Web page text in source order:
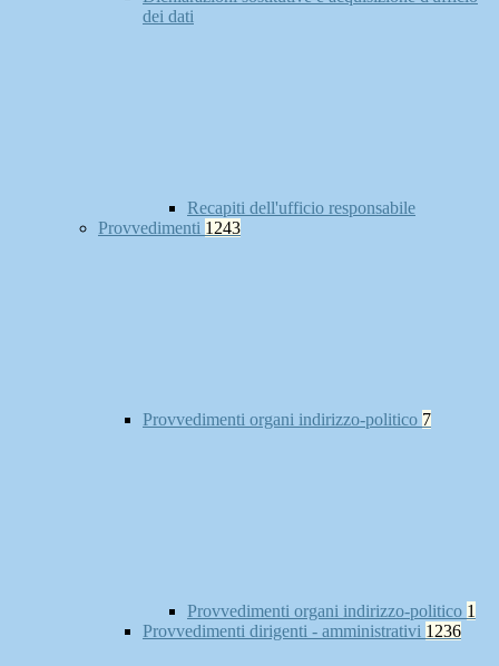
dei dati
Recapiti dell'ufficio responsabile
Provvedimenti 1243
Provvedimenti organi indirizzo-politico 7
Provvedimenti organi indirizzo-politico 1
Provvedimenti dirigenti - amministrativi 1236